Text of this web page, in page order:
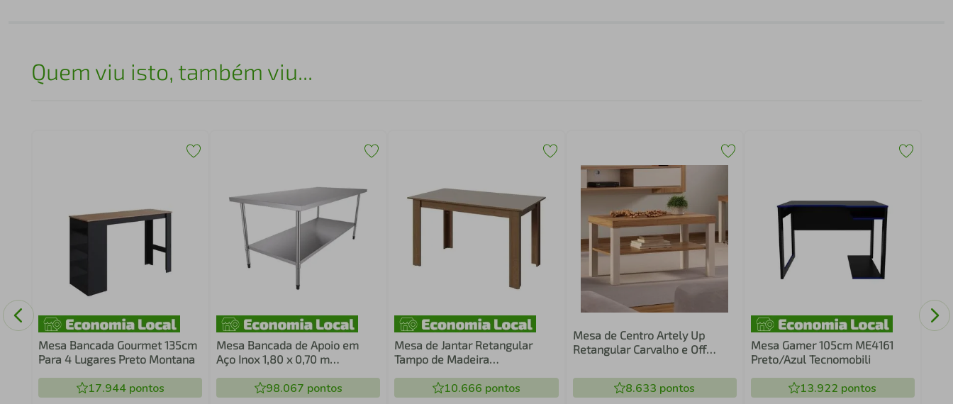
Quem viu isto, também viu...
Mesa Bancada Gourmet 135cm
Para 4 Lugares Preto Montana
17.944pontos
Mesa Bancada de Apoio em
Aço Inox 1,80 x 0,70 m
98.067 pontos
Mesa de Jantar Retangular
Tampo de Madeira
10.666 pontos
Mesa de Centro Artely Up
Retangular Carvalho e Off
8.633 pontos
Mesa Gamer 105cm ME4161
Preto/Azul Tecnomobili
13.922 pontos